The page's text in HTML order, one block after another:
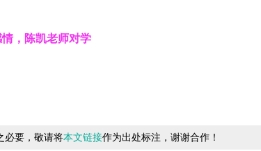
，陈凯老师对学
必要，敬请将本文链接作为出处标注，谢谢合作！